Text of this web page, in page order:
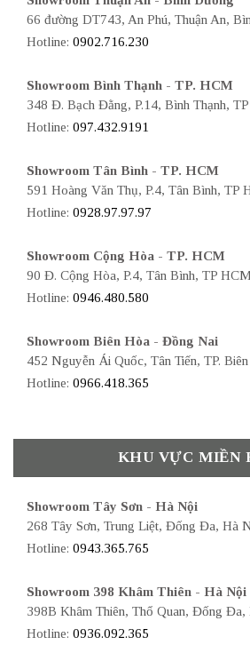
66 đường DT743, An Phú, Thuận An,
Hotline: 0902.716.230
Showroom Bình Thạnh - TP. HCM
348 Đ. Bạch Đằng, P.14, Bình Thạnh,
Hotline: 097.432.9191
Showroom Tân Bình - TP. HCM
591 Hoàng Văn Thụ, P.4, Tân Bình, TP
Hotline: 0928.97.97.97
Showroom Cộng Hòa - TP. HCM
90 Đ. Cộng Hòa, P.4, Tân Bình, TP HCM
Hotline: 0946.480.580
Showroom Biên Hòa - Đồng Nai
452 Nguyễn Ái Quốc, Tân Tiến, TP.
Hotline: 0966.418.365
KHU VỰC MIỀN
Showroom Tây Sơn - Hà Nội
268 Tây Sơn, Trung Liệt, Đống Đa, Hà
Hotline: 0943.365.765
Showroom 398 Khâm Thiên - Hà Nội
398B Khâm Thiên, Thổ Quan, Đống Đa,
Hotline: 0936.092.365